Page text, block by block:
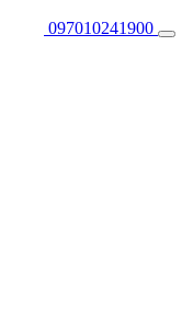
097010241900